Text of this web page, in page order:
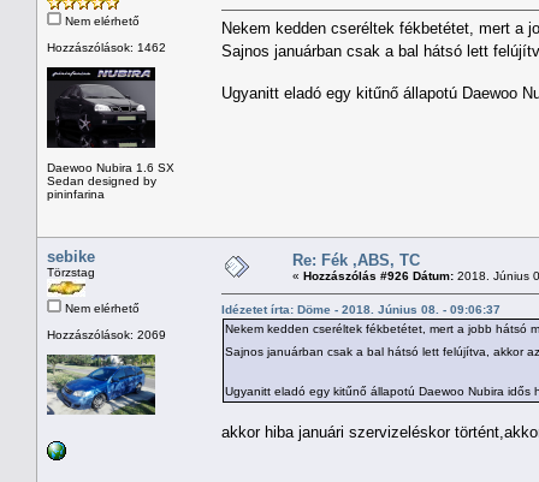
Nem elérhető
Hozzászólások: 1462
Daewoo Nubira 1.6 SX
Sedan designed by
pininfarina
Nekem kedden cseréltek fékbetétet, mert a
Sajnos januárban csak a bal hátsó lett
Ugyanitt eladó egy kitűnő állapotú Daewoo
sebike
Törzstag
Nem elérhető
Hozzászólások: 2069
Re: Fék ,ABS, TC
« Hozzászólás #926 Dátum: 2018. Június
Idézetet írta: Döme - 2018. Június 08. - 09:06:37
Nekem kedden cseréltek fékbetétet, mert a jobb hátsó
Sajnos januárban csak a bal hátsó lett felújítva, akkor
Ugyanitt eladó egy kitűnő állapotú Daewoo Nubira
akkor hiba januári szervizeléskor